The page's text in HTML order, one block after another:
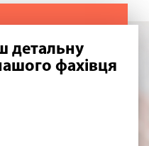
детальну
фахівця